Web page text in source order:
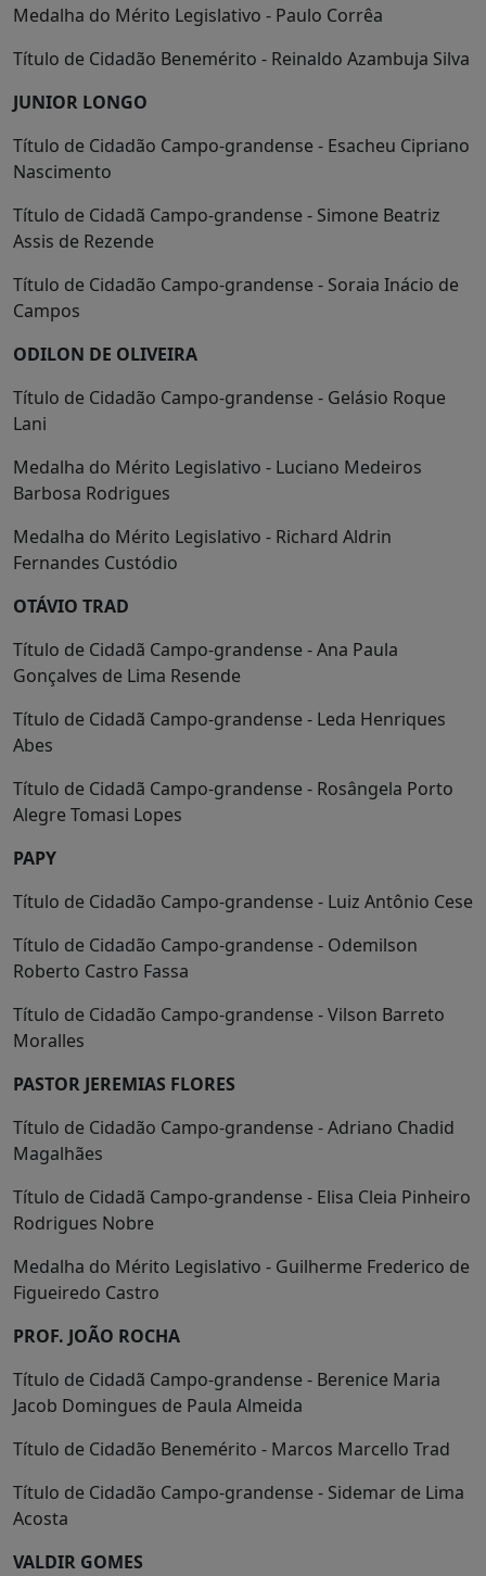
Medalha do Mérito Legislativo - Paulo Corrêa
Título de Cidadão Benemérito - Reinaldo Azambuja Silva
JUNIOR LONGO
Título de Cidadão Campo-grandense - Esacheu Cipriano
Nascimento
Título de Cidadã Campo-grandense - Simone Beatriz
Assis de Rezende
Título de Cidadão Campo-grandense - Soraia Inácio de
Campos
ODILON DE OLIVEIRA
Título de Cidadão Campo-grandense - Gelásio Roque
Lani
Medalha do Mérito Legislativo - Luciano Medeiros
Barbosa Rodrigues
Medalha do Mérito Legislativo - Richard Aldrin
Fernandes Custódio
OTÁVIO TRAD
Título de Cidadã Campo-grandense - Ana Paula
Gonçalves de Lima Resende
Título de Cidadã Campo-grandense - Leda Henriques
Abes
Título de Cidadã Campo-grandense - Rosângela Porto
Alegre Tomasi Lopes
PAPY
Título de Cidadão Campo-grandense - Luiz Antônio Cese
Título de Cidadão Campo-grandense - Odemilson
Roberto Castro Fassa
Título de Cidadão Campo-grandense - Vilson Barreto
Moralles
PASTOR JEREMIAS FLORES
Título de Cidadão Campo-grandense - Adriano Chadid
Magalhães
Título de Cidadã Campo-grandense - Elisa Cleia Pinheiro
Rodrigues Nobre
Medalha do Mérito Legislativo - Guilherme Frederico de
Figueiredo Castro
PROF. JOÃO ROCHA
Título de Cidadã Campo-grandense - Berenice Maria
Jacob Domingues de Paula Almeida
Título de Cidadão Benemérito - Marcos Marcello Trad
Título de Cidadão Campo-grandense - Sidemar de Lima
Acosta
VALDIR GOMES